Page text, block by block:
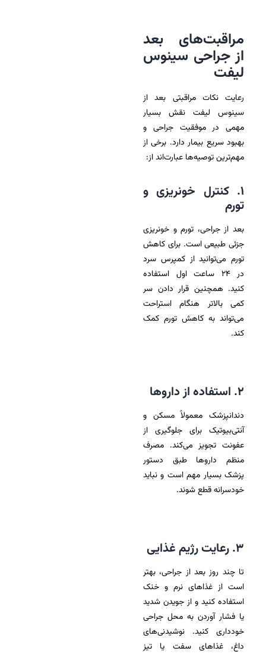
مراقبت‌های بعد
از جراحی سینوس
لیفت
رعایت نکات مراقبتی بعد از
سینوس لیفت نقش بسیار
مهمی در موفقیت جراحی و
بهبود سریع بیمار دارد. برخی از
مهم‌ترین توصیه‌ها عبارت‌اند از:
۱. کنترل خونریزی و
تورم
بعد از جراحی، تورم و خونریزی
جزئی طبیعی است. برای کاهش
تورم می‌توانید از کمپرس سرد
در ۲۴ ساعت اول استفاده
کنید. همچنین قرار دادن سر
کمی بالاتر هنگام استراحت
می‌تواند به کاهش تورم کمک
کند.
۲. استفاده از داروها
دندانپزشک معمولاً مسکن و
آنتی‌بیوتیک برای جلوگیری از
عفونت تجویز می‌کند. مصرف
منظم داروها طبق دستور
پزشک بسیار مهم است و نباید
خودسرانه قطع شوند.
۳. رعایت رژیم غذایی
تا چند روز بعد از جراحی، بهتر
است از غذاهای نرم و خنک
استفاده کنید و از جویدن شدید
یا فشار آوردن به محل جراحی
خودداری کنید. نوشیدنی‌های
داغ، غذاهای سفت یا تیز